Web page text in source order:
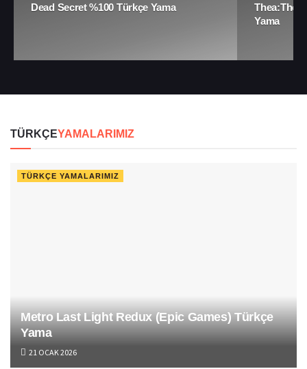
Dead Secret %100 Türkçe Yama
Thea:The
Yama
TÜRKÇEYAMALARIMIZ
TÜRKÇE YAMALARIMIZ
Metro Last Light Redux (Epic Games) Türkçe Yama
21 OCAK 2026